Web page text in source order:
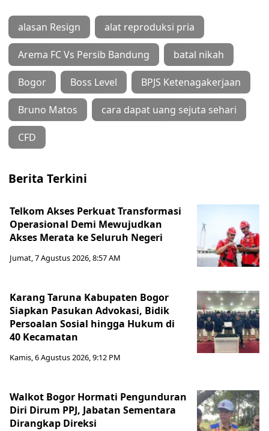
alasan Resign alat reproduksi pria
Arema FC Vs Persib Bandung batal nikah
Bogor Boss Level BPJS Ketenagakerjaan
Bruno Matos cara dapat uang sejuta sehari
CFD
Berita Terkini
Telkom Akses Perkuat Transformasi
Operasional Demi Mewujudkan
Akses Merata ke Seluruh Negeri
Jumat, 7 Agustus 2026, 8:57 AM
Karang Taruna Kabupaten Bogor
Siapkan Pasukan Advokasi, Bidik
Persoalan Sosial hingga Hukum di
40 Kecamatan
Kamis, 6 Agustus 2026, 9:12 PM
Walkot Bogor Hormati Pengunduran
Diri Dirum PPJ, Jabatan Sementara
Dirangkap Direksi